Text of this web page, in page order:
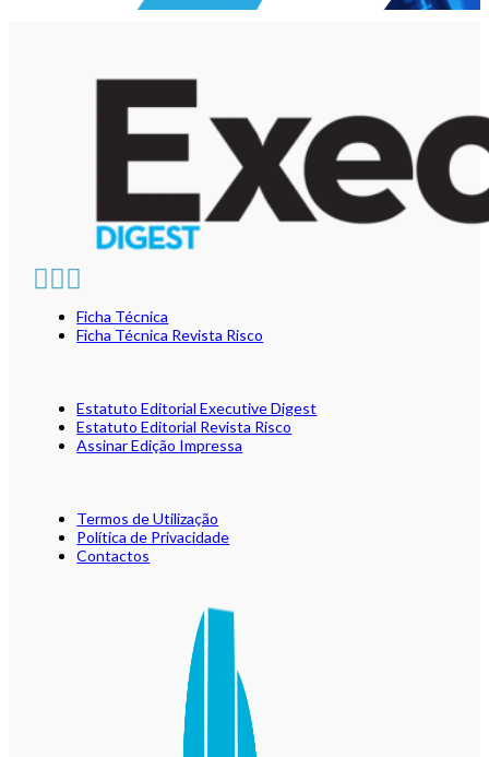
Ficha Técnica
Ficha Técnica Revista Risco
Estatuto Editorial Executive Digest
Estatuto Editorial Revista Risco
Assinar Edição Impressa
Termos de Utilização
Política de Privacidade
Contactos